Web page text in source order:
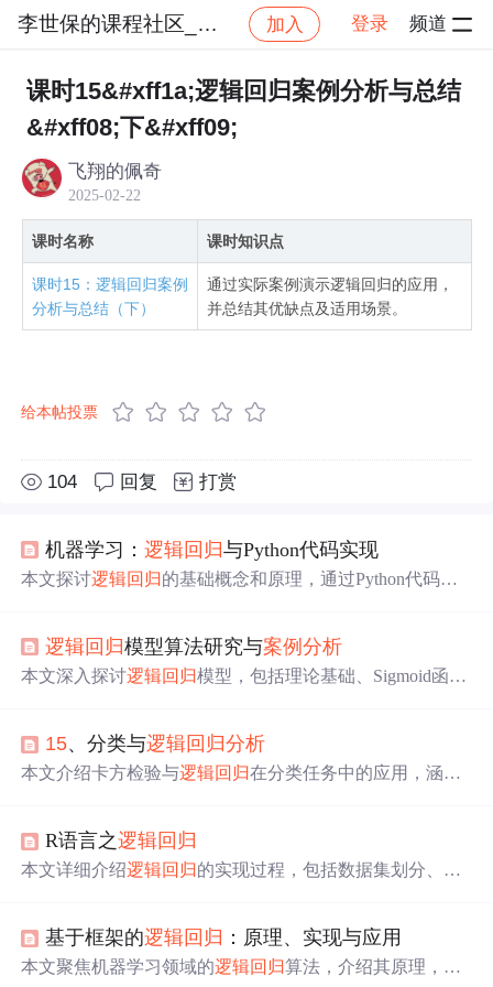
李世保的课程社区_NO_1 加入 登录 频道
社区 李世保的课程社区_NO_1 C++实战AI算法：
课时15&#xff1a;逻辑回归案例分析与总结
&#xff08;下&#xff09;
飞翔的佩奇
2025-02-22
课时名称 课时知识点
课时15：逻辑回归案例
分析与总结（下）
通过实际案例演示逻辑回归的应用，
并总结其优缺点及适用场景。
给本帖投票
104 回复 打赏
机器学习：逻辑回归与Python代码实现
本文探讨逻辑回归的基础概念和原理，通过Python代码实
数据集上的应用和决策边界的可视化。
逻辑回归模型算法研究与案例分析
本文深入探讨逻辑回归模型，包括理论基础、Sigmoid函数
15、分类与逻辑回归分析
本文介绍卡方检验与逻辑回归在分类任务中的应用，涵盖
深入分析分类器性能，并探讨
评估等领域的应用场景及其局限性。
R语言之逻辑回归
本文详细介绍逻辑回归的实现过程，包括数据集划分、模
绘制ROC曲线，最后应用十折交叉验证提升模型稳定性。
基于框架的逻辑回归 ：原理、实现与应用
本文聚焦机器学习领域的逻辑回归算法，介绍其原理，核